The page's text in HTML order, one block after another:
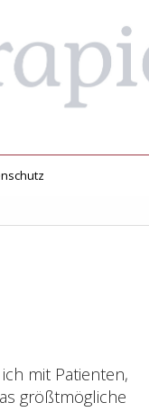
mit Patienten,
größtmögliche